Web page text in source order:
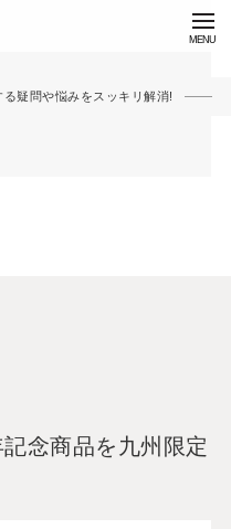
疑問や悩みをスッキリ解消!
記念商品を九州限定